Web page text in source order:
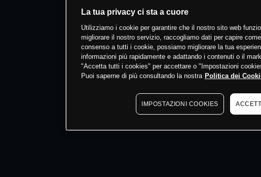
La tua privacy ci sta a cuore
Utilizziamo i cookie per garantire che il nostro sito web
migliorare il nostro servizio, raccogliamo dati per capire
consenso a tutti i cookie, possiamo migliorare la tua
informazioni più rapidamente e adattando i contenuti o il
"Accetta tutti i cookies" per accettare o "Impostazioni
Puoi saperne di più consultando la nostra Politica dei
IMPOSTAZIONI COOKIES